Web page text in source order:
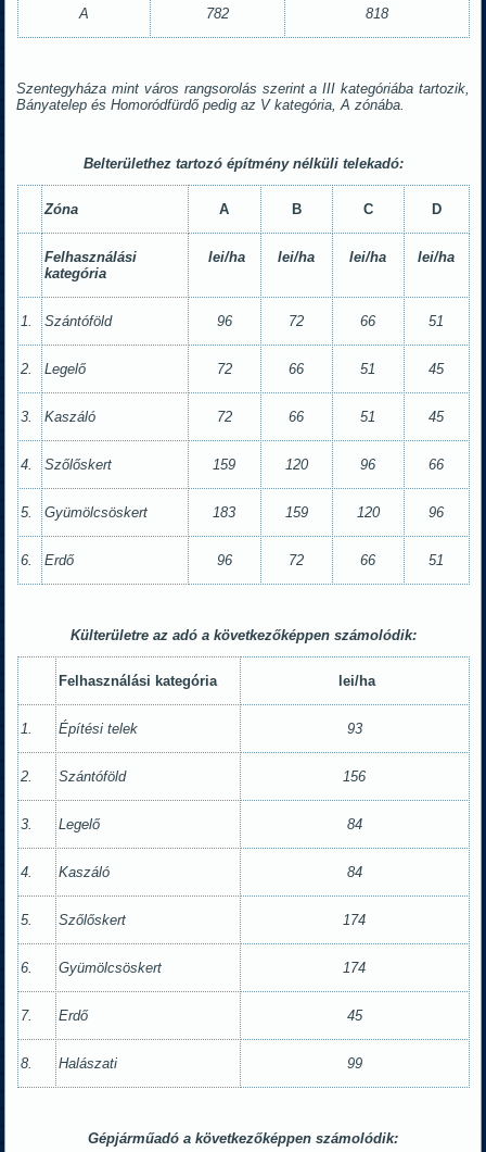
A 782 818
Szentegyháza mint város rangsorolás szerint a III kategóriába tartozik,
Bányatelep és Homoródfürdő pedig az V kategória, A zónába.
Belterülethez tartozó építmény nélküli telekadó:
Zóna A B C D
Felhasználási
kategória
lei/ha lei/ha lei/ha lei/ha
1. Szántóföld 96 72 66 51
2. Legelő 72 66 51 45
3. Kaszáló 72 66 51 45
4. Szőlőskert 159 120 96 66
5. Gyümölcsöskert 183 159 120 96
6. Erdő 96 72 66 51
Külterületre az adó a következőképpen számolódik:
Felhasználási kategória lei/ha
1. Építési telek 93
2. Szántóföld 156
3. Legelő 84
4. Kaszáló 84
5. Szőlőskert 174
6. Gyümölcsöskert 174
7. Erdő 45
8. Halászati 99
Gépjárműadó a következőképpen számolódik: